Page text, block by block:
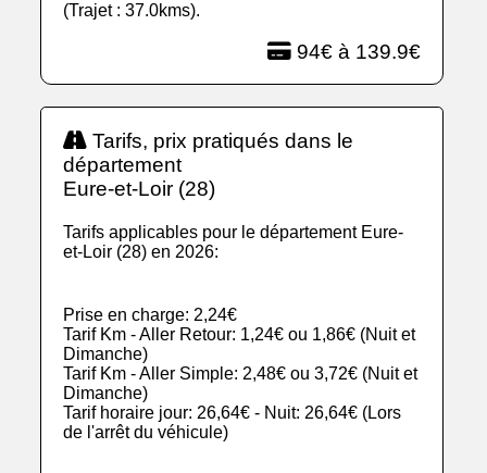
(Trajet : 37.0kms).
94€ à 139.9€
Tarifs, prix pratiqués dans le
département
Eure-et-Loir (28)
Tarifs applicables pour le département Eure-
et-Loir (28) en 2026:
Prise en charge: 2,24€
Tarif Km - Aller Retour: 1,24€ ou 1,86€ (Nuit et
Dimanche)
Tarif Km - Aller Simple: 2,48€ ou 3,72€ (Nuit et
Dimanche)
Tarif horaire jour: 26,64€ - Nuit: 26,64€ (Lors
de l'arrêt du véhicule)